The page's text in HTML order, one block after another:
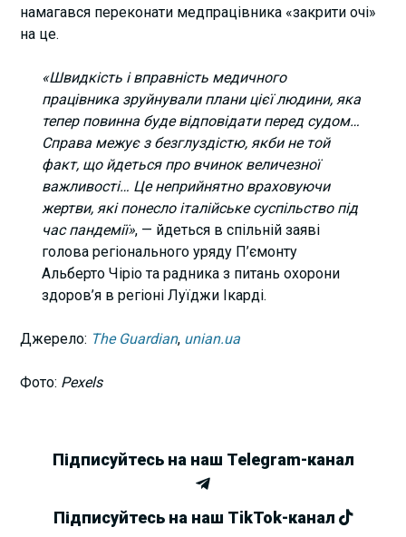
намагався переконати медпрацівника «закрити очі»
на це.
«Швидкість і вправність медичного
працівника зруйнували плани цієї людини, яка
тепер повинна буде відповідати перед судом…
Справа межує з безглуздістю, якби не той
факт, що йдеться про вчинок величезної
важливості… Це неприйнятно враховуючи
жертви, які понесло італійське суспільство під
час пандемії», — йдеться в спільній заяві
голова регіонального уряду П’ємонту
Альберто Чіріо та радника з питань охорони
здоров’я в регіоні Луїджи Ікарді.
Джерело: The Guardian, unian.ua
Фото: Pexels
Підписуйтесь на наш Telegram-канал
Підписуйтесь на наш TikTok-канал